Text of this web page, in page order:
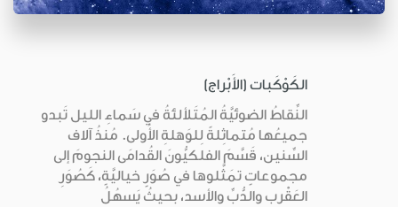
الكَوْكَبات (الأَبْراج)
النِّقاطُ الضوئيَّةُ المُتَلألئةُ في سَماءِ الليل تَبدو
جميعُها مُتماثِلةً لِلوَهلةِ الأُولى. مُنذُ آلاف
السِّنين، قَسَّمَ الفلكيُّونَ القُدامَى النجومَ إلى
مجموعاتٍ تمَثَّلوها في صُوَرٍ خياليَّةٍ، كَصُوَرِ
العَقْرب والدُّبِّ والأسد، بحيثُ يَسهُلُ